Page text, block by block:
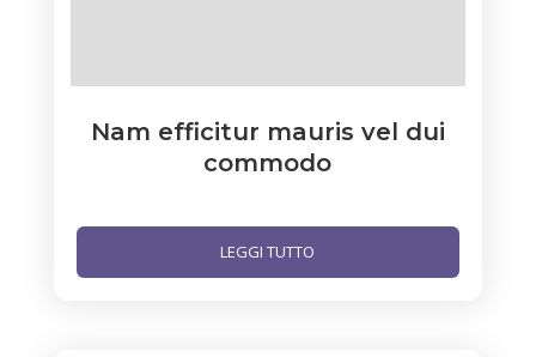
Nam efficitur mauris vel dui
commodo
LEGGI TUTTO